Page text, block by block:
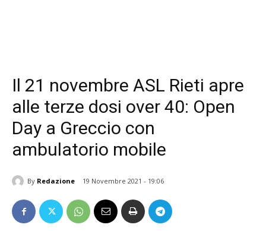
Il 21 novembre ASL Rieti apre
alle terze dosi over 40: Open
Day a Greccio con
ambulatorio mobile
By Redazione 19 Novembre 2021 - 19:06